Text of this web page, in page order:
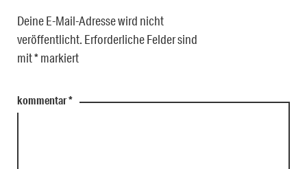
Deine E-Mail-Adresse wird nicht
veröffentlicht. Erforderliche Felder sind
mit*markiert
kommentar*